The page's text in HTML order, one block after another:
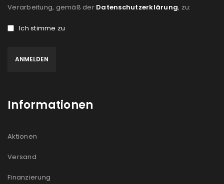
Verarbeitung, gemäß der Datenschutzerklärung, zu:
Ich stimme zu
Informationen
Aktionen
Versand
Finanzierung